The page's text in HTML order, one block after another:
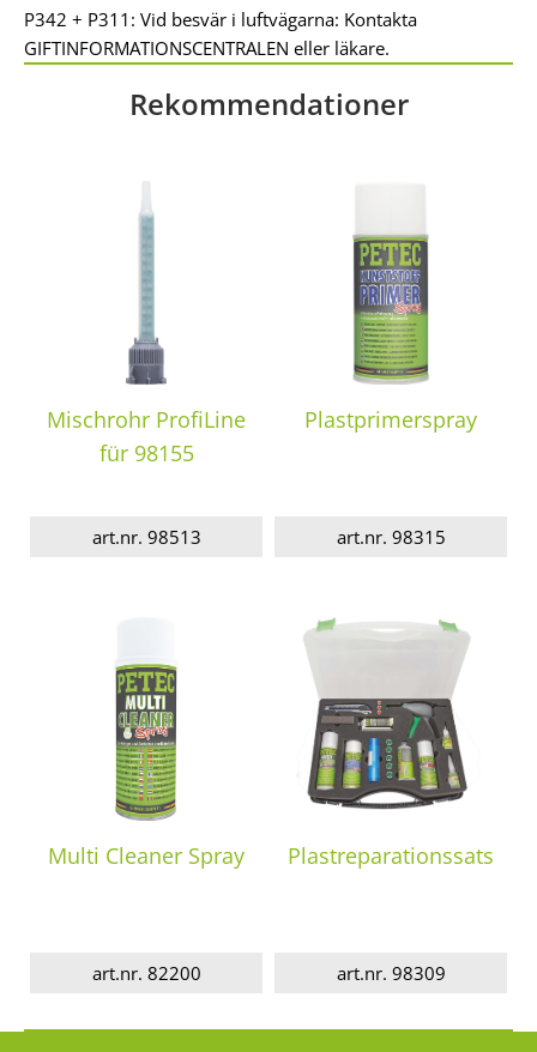
P342 + P311: Vid besvär i luftvägarna: Kontakta
GIFTINFORMATIONSCENTRALEN eller läkare.
Rekommendationer
Mischrohr ProfiLine
für 98155
art.nr. 98513
Plastprimerspray
art.nr. 98315
Multi Cleaner Spray
art.nr. 82200
Plastreparationssats
art.nr. 98309